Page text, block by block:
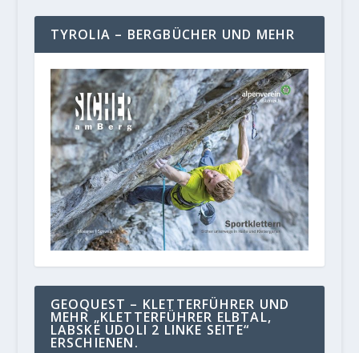
TYROLIA – BERGBÜCHER UND MEHR
GEOQUEST – KLETTERFÜHRER UND
MEHR „KLETTERFÜHRER ELBTAL,
LABSKE UDOLI 2 LINKE SEITE“
ERSCHIENEN.